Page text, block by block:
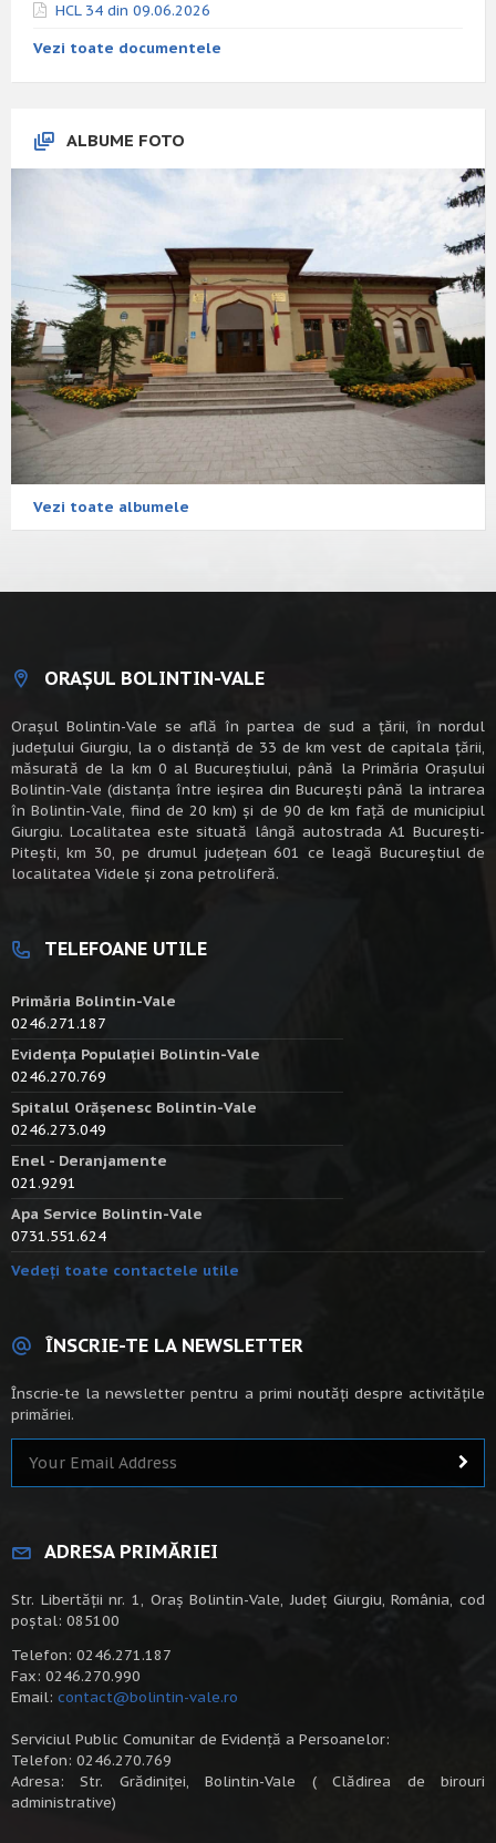
HCL 34 din 09.06.2026
Vezi toate documentele
ALBUME FOTO
Vezi toate albumele
ORAȘUL BOLINTIN-VALE
Oraşul Bolintin-Vale se află în partea de sud a ţării, în nordul
judeţului Giurgiu, la o distanţă de 33 de km vest de capitala țării,
măsurată de la km 0 al Bucureștiului, până la Primăria Orașului
Bolintin-Vale (distanța între ieșirea din București până la intrarea
în Bolintin-Vale, fiind de 20 km) şi de 90 de km faţă de municipiul
Giurgiu. Localitatea este situată lângă autostrada A1 Bucureşti-
Piteşti, km 30, pe drumul judeţean 601 ce leagă Bucureştiul de
localitatea Videle şi zona petroliferă.
TELEFOANE UTILE
Primăria Bolintin-Vale
0246.271.187
Evidența Populației Bolintin-Vale
0246.270.769
Spitalul Orășenesc Bolintin-Vale
0246.273.049
Enel - Deranjamente
021.9291
Apa Service Bolintin-Vale
0731.551.624
Vedeți toate contactele utile
ÎNSCRIE-TE LA NEWSLETTER
Înscrie-te la newsletter pentru a primi noutăți despre activitățile
primăriei.
ADRESA PRIMĂRIEI
Str. Libertății nr. 1, Oraș Bolintin-Vale, Județ Giurgiu, România, cod
poștal: 085100
Telefon: 0246.271.187
Fax: 0246.270.990
Email: contact@bolintin-vale.ro
Serviciul Public Comunitar de Evidență a Persoanelor:
Telefon: 0246.270.769
Adresa: Str. Grădiniței, Bolintin-Vale ( Clădirea de birouri
administrative)